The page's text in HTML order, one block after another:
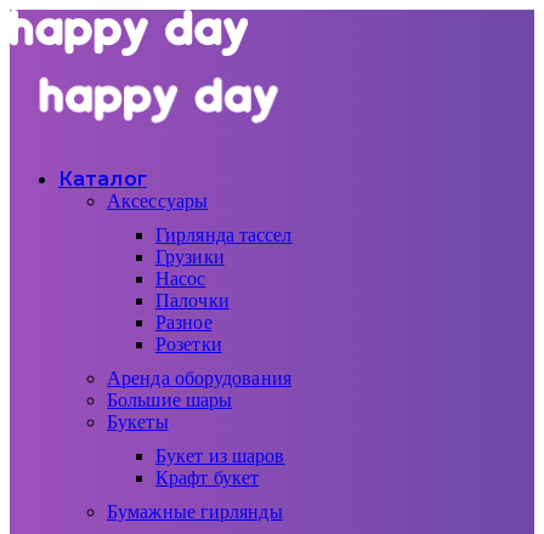
Каталог
Аксессуары
Гирлянда тассел
Грузики
Насос
Палочки
Разное
Розетки
Аренда оборудования
Большие шары
Букеты
Букет из шаров
Крафт букет
Бумажные гирлянды